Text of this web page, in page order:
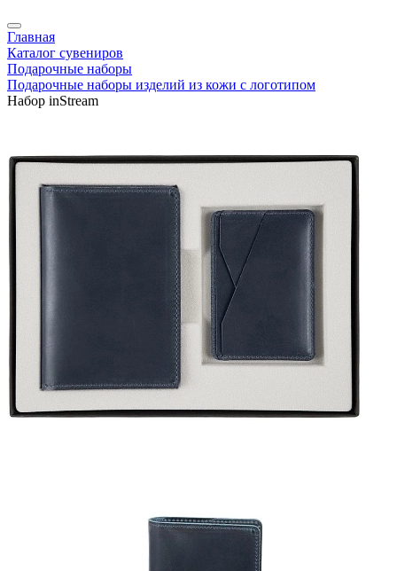
Главная
Каталог сувениров
Подарочные наборы
Подарочные наборы изделий из кожи с логотипом
Набор inStream